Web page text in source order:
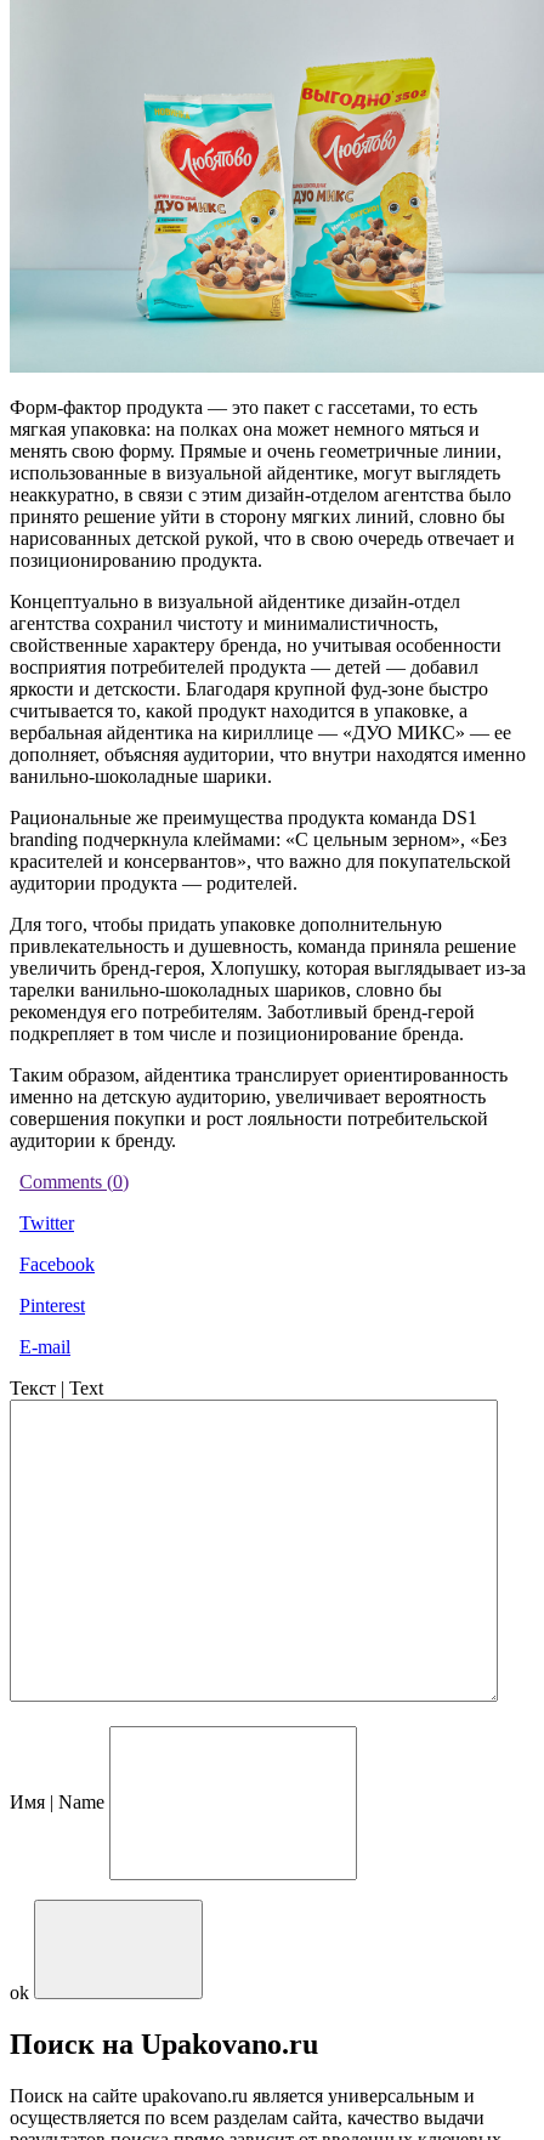
Форм-фактор продукта — это пакет с гассетами, то есть
мягкая упаковка: на полках она может немного мяться и
менять свою форму. Прямые и очень геометричные линии,
использованные в визуальной айдентике, могут выглядеть
неаккуратно, в связи с этим дизайн-отделом агентства было
принято решение уйти в сторону мягких линий, словно бы
нарисованных детской рукой, что в свою очередь отвечает и
позиционированию продукта.
Концептуально в визуальной айдентике дизайн-отдел
агентства сохранил чистоту и минималистичность,
свойственные характеру бренда, но учитывая особенности
восприятия потребителей продукта — детей — добавил
яркости и детскости. Благодаря крупной фуд-зоне быстро
считывается то, какой продукт находится в упаковке, а
вербальная айдентика на кириллице — «ДУО МИКС» — ее
дополняет, объясняя аудитории, что внутри находятся именно
ванильно-шоколадные шарики.
Рациональные же преимущества продукта команда DS1
branding подчеркнула клеймами: «С цельным зерном», «Без
красителей и консервантов», что важно для покупательской
аудитории продукта — родителей.
Для того, чтобы придать упаковке дополнительную
привлекательность и душевность, команда приняла решение
увеличить бренд-героя, Хлопушку, которая выглядывает из-за
тарелки ванильно-шоколадных шариков, словно бы
рекомендуя его потребителям. Заботливый бренд-герой
подкрепляет в том числе и позиционирование бренда.
Таким образом, айдентика транслирует ориентированность
именно на детскую аудиторию, увеличивает вероятность
совершения покупки и рост лояльности потребительской
аудитории к бренду.
Comments (0)
Twitter
Facebook
Pinterest
E-mail
Текст | Text
Имя | Name
ok
Поиск на Upakovano.ru
Поиск на сайте upakovano.ru является универсальным и
осуществляется по всем разделам сайта, качество выдачи